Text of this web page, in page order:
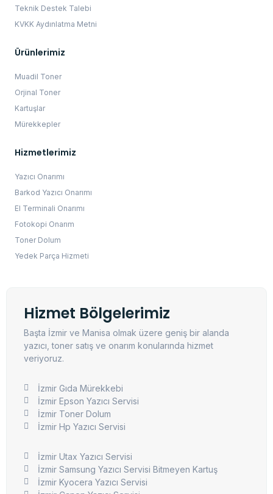
Teknik Destek Talebi
KVKK Aydınlatma Metni
Ürünlerimiz
Muadil Toner
Orjinal Toner
Kartuşlar
Mürekkepler
Hizmetlerimiz
Yazıcı Onarımı
Barkod Yazıcı Onarımı
El Terminali Onarımı
Fotokopi Onarım
Toner Dolum
Yedek Parça Hizmeti
Hizmet Bölgelerimiz
Başta İzmir ve Manisa olmak üzere geniş bir alanda
yazıcı, toner satış ve onarım konularında hizmet
veriyoruz.
İzmir Gıda Mürekkebi
İzmir Epson Yazıcı Servisi
İzmir Toner Dolum
İzmir Hp Yazıcı Servisi
İzmir Utax Yazıcı Servisi
İzmir Samsung Yazıcı Servisi Bitmeyen Kartuş
İzmir Kyocera Yazıcı Servisi